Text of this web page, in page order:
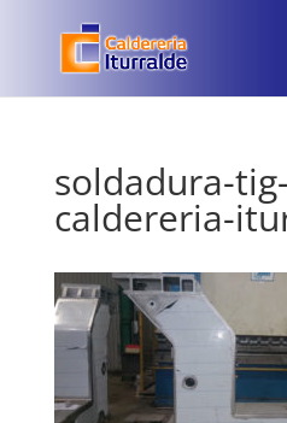
soldadura-
caldereria-